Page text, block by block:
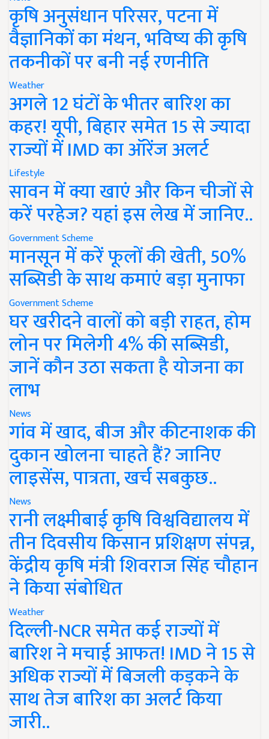
कृषि अनुसंधान परिसर, पटना में
वैज्ञानिकों का मंथन, भविष्य की कृषि
तकनीकों पर बनी नई रणनीति
Weather
अगले 12 घंटों के भीतर बारिश का
कहर! यूपी, बिहार समेत 15 से ज्यादा
राज्यों में IMD का ऑरेंज अलर्ट
Lifestyle
सावन में क्या खाएं और किन चीजों से
करें परहेज? यहां इस लेख में जानिए..
Government Scheme
मानसून में करें फूलों की खेती, 50%
सब्सिडी के साथ कमाएं बड़ा मुनाफा
Government Scheme
घर खरीदने वालों को बड़ी राहत, होम
लोन पर मिलेगी 4% की सब्सिडी,
जानें कौन उठा सकता है योजना का
लाभ
News
गांव में खाद, बीज और कीटनाशक की
दुकान खोलना चाहते हैं? जानिए
लाइसेंस, पात्रता, खर्च सबकुछ..
News
रानी लक्ष्मीबाई कृषि विश्वविद्यालय में
तीन दिवसीय किसान प्रशिक्षण संपन्न,
केंद्रीय कृषि मंत्री शिवराज सिंह चौहान
ने किया संबोधित
Weather
दिल्ली-NCR समेत कई राज्यों में
बारिश ने मचाई आफत! IMD ने 15 से
अधिक राज्यों में बिजली कड़कने के
साथ तेज बारिश का अलर्ट किया
जारी..